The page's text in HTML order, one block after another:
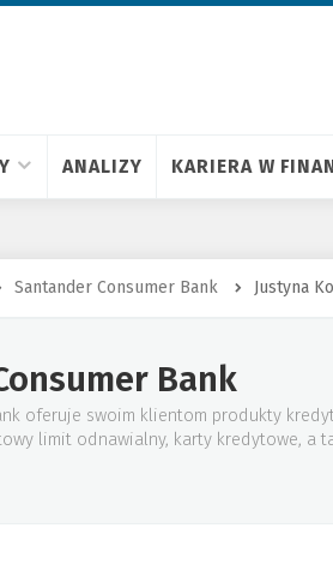
ANALIZY KARIERA W
Santander Consumer Bank Justyna
Bank
oferuje swoim klientom produkty
limit odnawialny, karty kredytowe, a